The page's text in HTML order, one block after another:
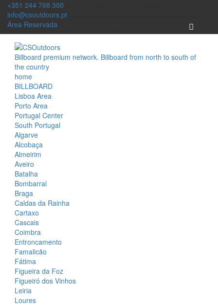
+351 244 768 300
info@csoutdoors.pt
Área Reservada
Billboard premium network. Billboard from north to south of
the country
home
BILLBOARD
Lisboa Area
Porto Area
Portugal Center
South Portugal
Algarve
Alcobaça
Almeirim
Aveiro
Batalha
Bombarral
Braga
Caldas da Rainha
Cartaxo
Cascais
Coimbra
Entroncamento
Famalicão
Fátima
Figueira da Foz
Figueiró dos Vinhos
Leiria
Loures